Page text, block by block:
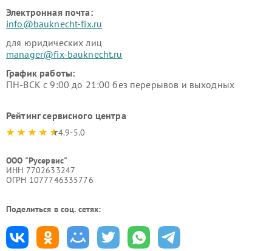
Электронная почта:
info@bauknecht-fix.ru
для юридических лиц
manager@fix-bauknecht.ru
График работы:
ПН-ВСК с 9:00 до 21:00 без перерывов и выходных
Рейтинг сервисного центра
4.9-5.0
ООО "Русервис"
ИНН 7702633247
ОГРН 1077746335776
Поделиться в соц. сетях: